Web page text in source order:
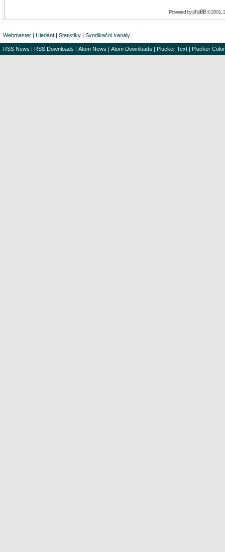
Powered byphpBB© 2001,
Webmaster | Hledání | Statistiky | Syndikační kanály
RSS News | RSS Downloads | Atom News | Atom Downloads | Plucker Text | Plucker Color